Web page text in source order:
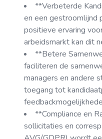
**Verbeterde
en een gestroomlijnd
positieve ervaring
arbeidsmarkt kan dit
**Betere
faciliteren de
managers en andere
toegang tot
**Compliance en
sollicitaties en